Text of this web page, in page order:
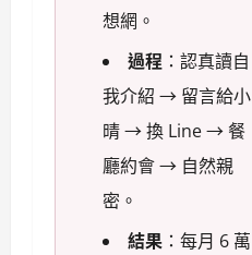
想網。
過程 ：認真讀自
我介紹 → 留言給小
晴 → 換 Line → 餐
廳約會 → 自然親
密。
結果：每月 6 萬